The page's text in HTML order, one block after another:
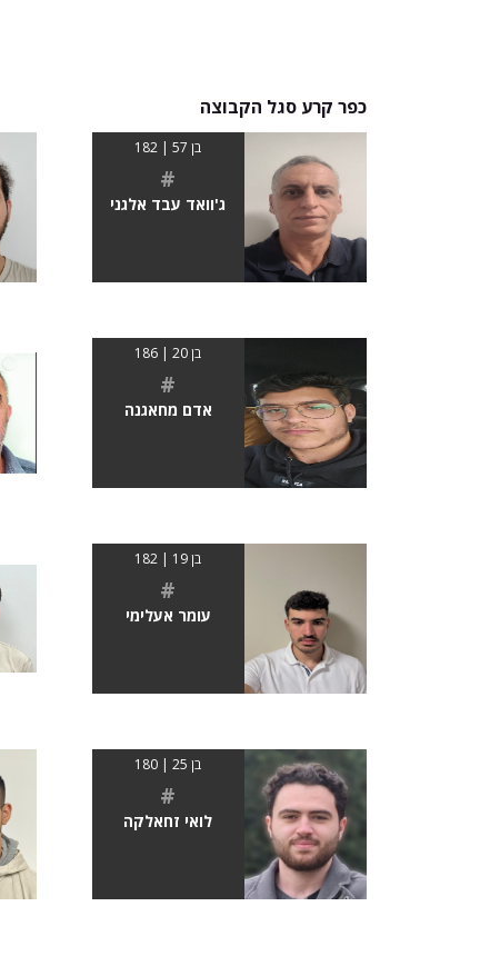
כפר קרע סגל הקבוצה
בן 57 | 182
#
ג'וואד עבד אלגני
בן 20 | 186
#
אדם מחאגנה
בן 19 | 182
#
עומר אעלימי
בן 25 | 180
#
לואי זחאלקה